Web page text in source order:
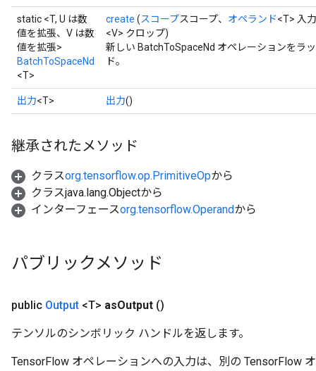
static <T, U は数
値を拡張、V は数
値を拡張>
BatchToSpaceNd
<T>
create (スコープスコープ、 オペランド<T> 入
<V> クロップ)
新しい BatchToSpaceNd オペレーションをラ
ド。
出力<T> 出力()
継承されたメソッド
クラスorg.tensorflow.op.PrimitiveOpから
クラスjava.lang.Objectから
インターフェースorg.tensorflow.Operandから
パブリックメソッド
public Output <T> asOutput ()
テンソルのシンボリック ハンドルを返します。
TensorFlow オペレーションへの入力は、別の TensorFlow